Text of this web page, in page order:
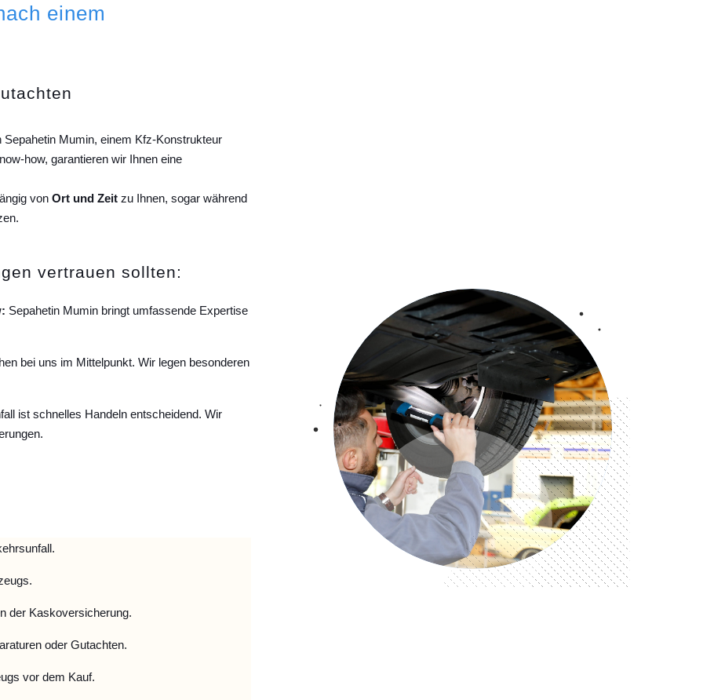
einem
Mumin, einem Kfz-Konstrukteur
how, garantieren wir Ihnen eine
von Ort und Zeit zu Ihnen, sogar während
vertrauen sollten:
Sepahetin Mumin bringt umfassende Expertise
bei uns im Mittelpunkt. Wir legen besonderen
ist schnelles Handeln entscheidend. Wir
der Kaskoversicherung.
oder Gutachten.
vor dem Kauf.